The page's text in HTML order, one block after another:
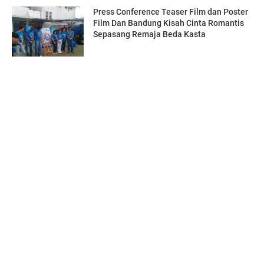
Press Conference Teaser Film dan Poster
Film Dan Bandung Kisah Cinta Romantis
Sepasang Remaja Beda Kasta